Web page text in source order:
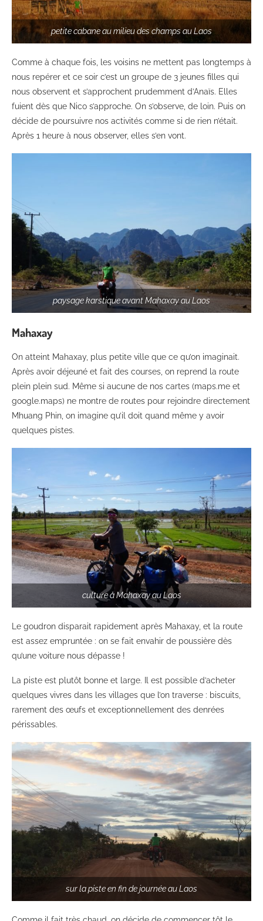
petite cabane au milieu des champs au Laos
Comme à chaque fois, les voisins ne mettent pas longtemps à
nous repérer et ce soir c’est un groupe de 3 jeunes filles qui
nous observent et s’approchent prudemment d’Anaïs. Elles
fuient dès que Nico s’approche. On s’observe, de loin. Puis on
décide de poursuivre nos activités comme si de rien n’était.
Après 1 heure à nous observer, elles s’en vont.
paysage karstique avant Mahaxay au Laos
Mahaxay
On atteint Mahaxay, plus petite ville que ce qu’on imaginait.
Après avoir déjeuné et fait des courses, on reprend la route
plein plein sud. Même si aucune de nos cartes (maps.me et
google.maps) ne montre de routes pour rejoindre directement
Mhuang Phin, on imagine qu’il doit quand même y avoir
quelques pistes.
culture à Mahaxay au Laos
Le goudron disparait rapidement après Mahaxay, et la route
est assez empruntée : on se fait envahir de poussière dès
qu’une voiture nous dépasse !
La piste est plutôt bonne et large. Il est possible d’acheter
quelques vivres dans les villages que l’on traverse : biscuits,
rarement des œufs et exceptionnellement des denrées
périssables.
sur la piste en fin de journée au Laos